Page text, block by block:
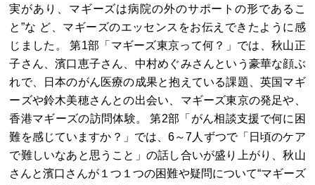
実があり、マギーズは病院の外のサポートの形であるこ
と”な ど、マギーズのエッセンスをお伝えできたように感
じました。 第1部「マギーズ東京って何？」では、秋山正
子さん、濱口恵子さん、中村めぐみさんという豪華な顔ぶ
れで、日本のがん医療の成果と抱えている課題、英国マギ
ーズや鈴木美穂さんとの出会い、マギーズ東京の発足や、
香港マギーズの訪問体験。 第2部「がん相談支援で何に困
難を感じていますか？」では、6～7人ずつで「日頃のケア
で難しいなあと思うこと」の話し合いが盛り上がり、秋山
さんと濱口さんが１つ１つの困難や疑問について“マギーズ